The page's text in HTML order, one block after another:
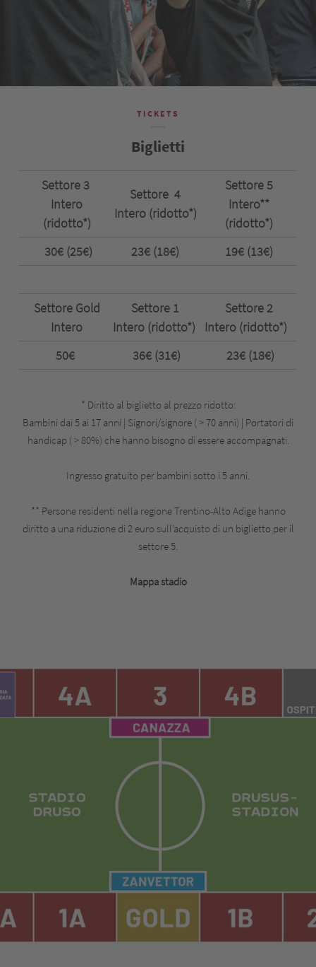
TICKETS
Biglietti
Settore 3
Intero
(ridotto*)
Settore 4
Intero (ridotto*)
Settore 5
Intero**
(ridotto*)
30€ (25€)
23€ (18€) 19€ (13€)
Settore Gold
Intero
Settore 1
Intero (ridotto*)
Settore 2
Intero (ridotto*)
50€
36€ (31€) 23€ (18€)
* Diritto al biglietto al prezzo ridotto:
Bambini dai 5 ai 17 anni | Signori/signore ( > 70 anni) | Portatori di
handicap ( > 80%) che hanno bisogno di essere accompagnati.
Ingresso gratuito per bambini sotto i 5 anni.
** Persone residenti nella regione Trentino-Alto Adige hanno
diritto a una riduzione di 2 euro sull’acquisto di un biglietto per il
settore 5.
Mappa stadio